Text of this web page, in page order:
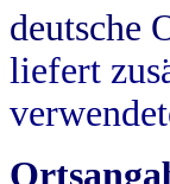
deutsche
liefert